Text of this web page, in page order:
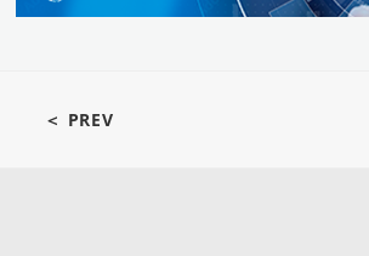
＜ PREV